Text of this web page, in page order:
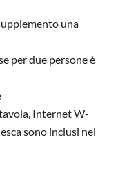
una
per due persone è
Internet W-
sono inclusi nel